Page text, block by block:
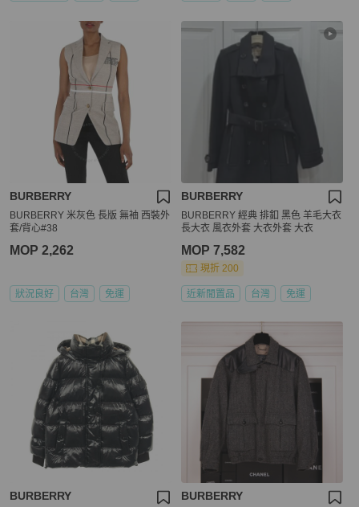
BURBERRY
BURBERRY 米灰色 長版 無袖 西裝外
套/背心#38
MOP 2,262
狀況良好 台灣 免運
BURBERRY
BURBERRY 經典 排釦 黑色 羊毛大衣
長大衣 風衣外套 大衣外套 大衣
MOP 7,582
現折 200
近新閒置品 台灣 免運
BURBERRY BURBERRY